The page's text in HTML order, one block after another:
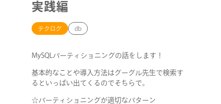
実践編
テクログ db
MySQLパーティショニングの話をします！
基本的なことや導入方法はグーグル先生で検索す
るといっぱい出てくるのでそちらで。
☆パーティショニングが適切なパターン